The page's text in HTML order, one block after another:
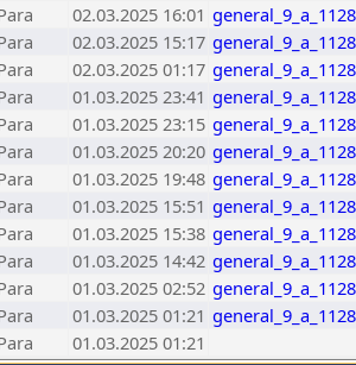
02.03.2025 16:01
02.03.2025 15:17
02.03.2025 01:17
01.03.2025 23:41
01.03.2025 23:15
01.03.2025 20:20
01.03.2025 19:48
01.03.2025 15:51
01.03.2025 15:38
01.03.2025 14:42
01.03.2025 02:52
01.03.2025 01:21
01.03.2025 01:21